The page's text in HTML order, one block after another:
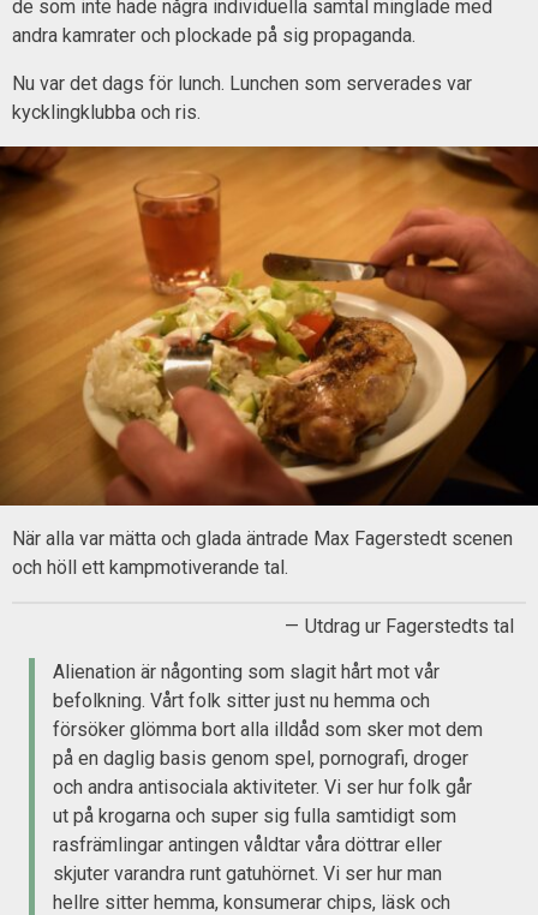
de som inte hade några individuella samtal minglade med
andra kamrater och plockade på sig propaganda.
Nu var det dags för lunch. Lunchen som serverades var
kycklingklubba och ris.
När alla var mätta och glada äntrade Max Fagerstedt scenen
och höll ett kampmotiverande tal.
Alienation är någonting som slagit hårt mot vår
befolkning. Vårt folk sitter just nu hemma och
försöker glömma bort alla illdåd som sker mot dem
på en daglig basis genom spel, pornografi, droger
och andra antisociala aktiviteter. Vi ser hur folk går
ut på krogarna och super sig fulla samtidigt som
rasfrämlingar antingen våldtar våra döttrar eller
skjuter varandra runt gatuhörnet. Vi ser hur man
hellre sitter hemma, konsumerar chips, läsk och
Utdrag ur Fagerstedts tal